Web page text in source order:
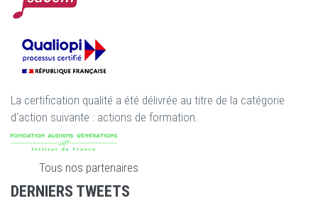
La certification qualité a été délivrée au titre de la catégorie
d'action suivante : actions de formation.
Tous nos partenaires
DERNIERS TWEETS